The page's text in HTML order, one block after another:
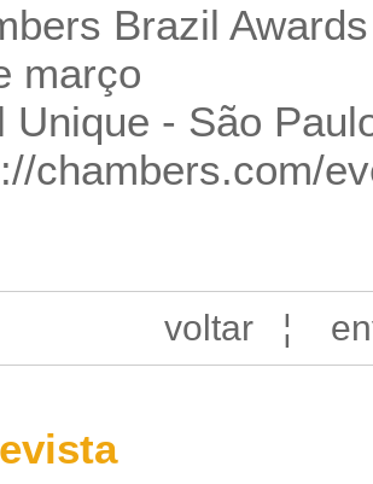
Brazil
março
Unique - São
chambers.com/
voltar¦